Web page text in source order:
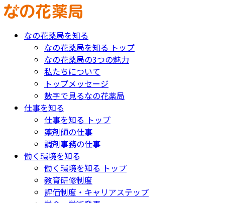
なの花薬局を知る
なの花薬局を知る トップ
なの花薬局の3つの魅力
私たちについて
トップメッセージ
数字で見るなの花薬局
仕事を知る
仕事を知る トップ
薬剤師の仕事
調剤事務の仕事
働く環境を知る
働く環境を知る トップ
教育研修制度
評価制度・キャリアステップ